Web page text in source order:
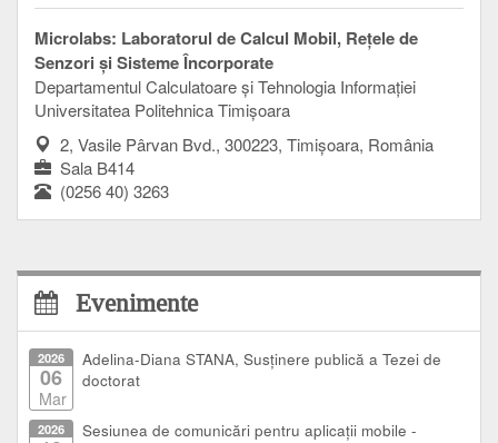
Microlabs: Laboratorul de Calcul Mobil, Rețele de
Senzori și Sisteme Încorporate
Departamentul Calculatoare și Tehnologia Informației
Universitatea Politehnica Timișoara
2, Vasile Pârvan Bvd., 300223, Timișoara, România
Sala B414
(0256 40) 3263
Evenimente
2026
06
Mar
Adelina-Diana STANA, Susținere publică a Tezei de
doctorat
2026
Sesiunea de comunicări pentru aplicații mobile -